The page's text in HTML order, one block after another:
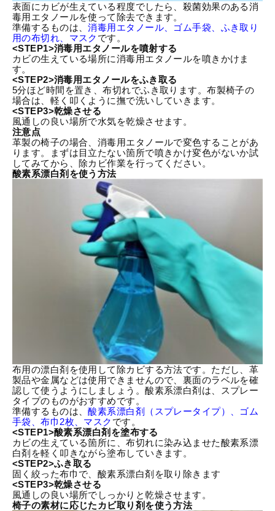
表面にカビが生えている程度でしたら、殺菌効果のある消
毒用エタノールを使って除去できます。
準備するものは、消毒用エタノール、ゴム手袋、ふき取り
用の布切れ、マスク です。
<STEP1>消毒用エタノールを噴射する
カビの生えている場所に消毒用エタノールを噴きかけま
す。
<STEP2>消毒用エタノールをふき取る
5分ほど時間を置き、布切れでふき取ります。布製椅子の
場合は、軽く叩くように撫で洗いしていきます。
<STEP3>乾燥させる
風通しの良い場所で水気を乾燥させます。
注意点
革製の椅子の場合、消毒用エタノールで変色することがあ
ります。まずは目立たない箇所で噴きかけ変色がないか試
してみてから、除カビ作業を行ってください。
酸素系漂白剤を使う方法
布用の漂白剤を使用して除カビする方法です。ただし、革
製品や金属などは使用できませんので、裏面のラベルを確
認して使うようにしましょう。酸素系漂白剤は、スプレー
タイプのものがおすすめです。
準備するものは、酸素系漂白剤（スプレータイプ）、ゴム
手袋、布巾2枚、マスク です。
<STEP1>酸素系漂白剤を塗布する
カビの生えている箇所に、布切れに染み込ませた酸素系漂
白剤を軽く叩きながら塗布していきます。
<STEP2>ふき取る
固く絞った布巾で、酸素系漂白剤を取り除きます
<STEP3>乾燥させる
風通しの良い場所でしっかりと乾燥させます。
椅子の素材に応じたカビ取り剤を使う方法